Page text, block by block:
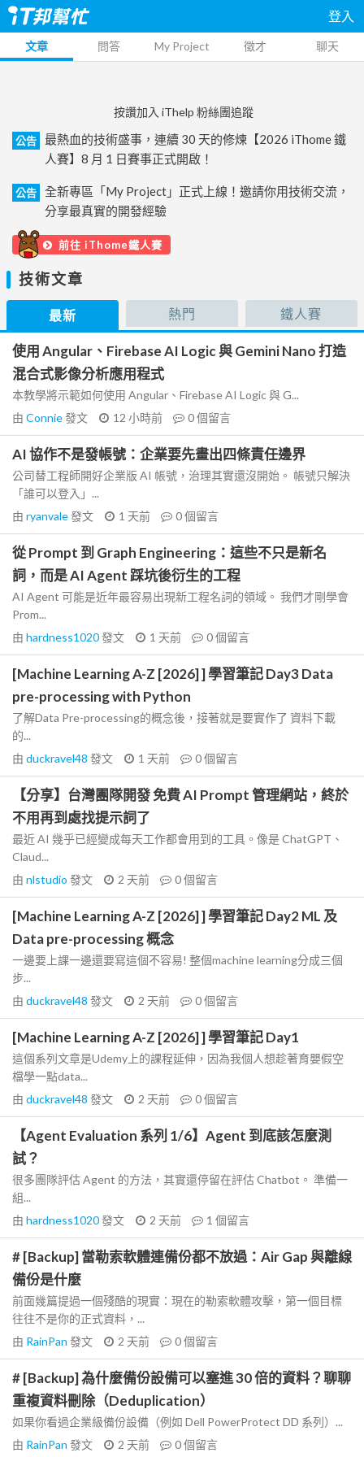
登入
文章 問答 My Project 徵才 聊天
按讚加入 iThelp 粉絲團追蹤
公告
最熱血的技術盛事，連續 30 天的修煉【2026 iThome 鐵
人賽】8 月 1 日賽事正式開啟！
公告
全新專區「My Project」正式上線！邀請你用技術交流，
分享最真實的開發經驗
前往 iThome鐵人賽
技術文章
最新 熱門 鐵人賽
使用 Angular、Firebase AI Logic 與 Gemini Nano 打造
混合式影像分析應用程式
本教學將示範如何使用 Angular、Firebase AI Logic 與 G...
由 Connie發文 12 小時前 0個留言
AI 協作不是發帳號：企業要先畫出四條責任邊界
公司替工程師開好企業版 AI 帳號，治理其實還沒開始。 帳號只解決
「誰可以登入」...
由 ryanvale發文 1 天前 0個留言
從 Prompt 到 Graph Engineering：這些不只是新名
詞，而是 AI Agent 踩坑後衍生的工程
AI Agent 可能是近年最容易出現新工程名詞的領域。 我們才剛學會
Prom...
由 hardness1020發文 1 天前 0個留言
[Machine Learning A-Z [2026] ] 學習筆記 Day3 Data
pre-processing with Python
了解Data Pre-processing的概念後，接著就是要實作了 資料下載
的...
由 duckravel48 發文 1 天前 0個留言
【分享】台灣團隊開發 免費 AI Prompt 管理網站，終於
不用再到處找提示詞了
最近 AI 幾乎已經變成每天工作都會用到的工具。像是 ChatGPT、
Claud...
由 nlstudio 發文 2 天前 0個留言
[Machine Learning A-Z [2026] ] 學習筆記 Day2 ML 及
Data pre-processing 概念
一邊要上課一邊還要寫這個不容易! 整個machine learning分成三個
步...
由 duckravel48 發文 2 天前 0個留言
[Machine Learning A-Z [2026] ] 學習筆記 Day1
這個系列文章是Udemy上的課程延伸，因為我個人想趁著育嬰假空
檔學一點data...
由 duckravel48 發文 2 天前 0個留言
【Agent Evaluation 系列 1/6】Agent 到底該怎麼測
試？
很多團隊評估 Agent 的方法，其實還停留在評估 Chatbot。 準備一
組...
由 hardness1020發文 2 天前 1 個留言
# [Backup] 當勒索軟體連備份都不放過：Air Gap 與離線
備份是什麼
前面幾篇提過一個殘酷的現實：現在的勒索軟體攻擊，第一個目標
往往不是你的正式資料，...
由 RainPan 發文 2 天前 0個留言
# [Backup] 為什麼備份設備可以塞進 30 倍的資料？聊聊
重複資料刪除（Deduplication）
如果你看過企業級備份設備（例如 Dell PowerProtect DD 系列）...
由 RainPan 發文 2 天前 0個留言